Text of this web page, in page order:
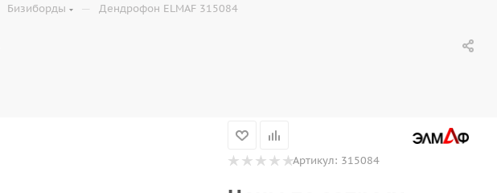
Бизиборды — Дендрофон ELMAF 315084
Артикул: 315084